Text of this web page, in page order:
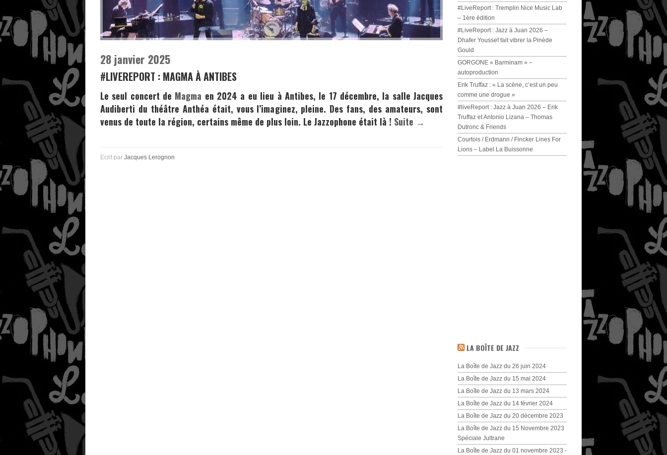
28 janvier 2025
#LIVEREPORT : MAGMA À ANTIBES
Le seul concert de Magma en 2024 a eu lieu à Antibes, le 17 décembre, la salle Jacques
Audiberti du théâtre Anthéa était, vous l’imaginez, pleine. Des fans, des amateurs, sont
venus de toute la région, certains même de plus loin. Le Jazzophone était là ! Suite →
Ecrit par Jacques Lerognon
#LiveReport : Tremplin Nice Music Lab
– 1ère édition
#LiveReport : Jazz à Juan 2026 –
Dhafer Youssef fait vibrer la Pinède
Gould
GORGONE « Barminam » –
autoproduction
Erik Truffaz : « La scène, c’est un peu
comme une drogue »
#liveReport : Jazz à Juan 2026 – Erik
Truffaz et Antonio Lizana – Thomas
Dutronc & Friends
Courtois / Erdmann / Fincker Lines For
Lions – Label La Buissonne
LA BOÎTE DE JAZZ
La Boîte de Jazz du 26 juin 2024
La Boîte de Jazz du 15 mai 2024
La Boîte de Jazz du 13 mars 2024
La Boîte de Jazz du 14 février 2024
La Boîte de Jazz du 20 décembre 2023
La Boîte de Jazz du 15 Novembre 2023
Spéciale Jultrane
La Boîte de Jazz du 01 novembre 2023 -